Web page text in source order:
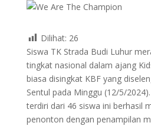
Dilihat: 26
Siswa TK Strada Budi Luhur
tingkat nasional dalam ajang
biasa disingkat KBF yang
Sentul pada Minggu (12/5/
terdiri dari 46 siswa ini berhasil
penonton dengan penampilan